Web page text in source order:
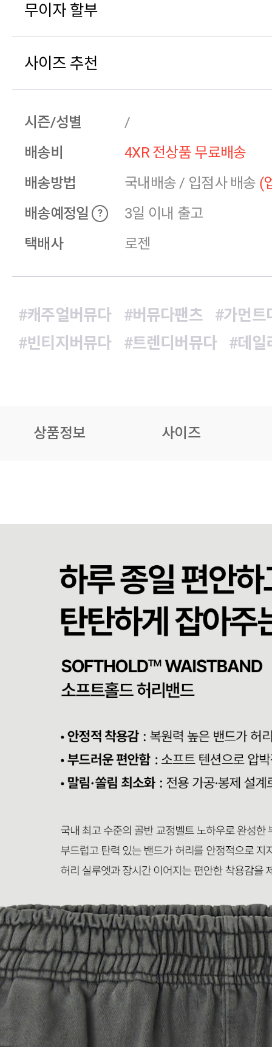
무이자 할부
사이즈 추천
시즌/성별
/
배송비
4XR 전상품 무료배송
배송방법
국내배송 / 입점사 배송 (
배송예정일
?
3일 이내 출고
택배사
로젠
#캐주얼버뮤다 #버뮤다팬츠
#가먼트
#빈티지버뮤다
#트렌디버뮤다 #데일
상품정보 사이즈